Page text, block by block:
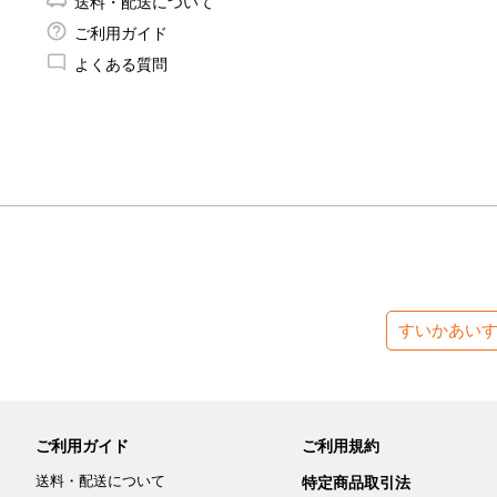
ご利用ガイド
よくある質問
すいかあいす
ご利用ガイド
送料・配送について
ご利用規約
特定商品取引法